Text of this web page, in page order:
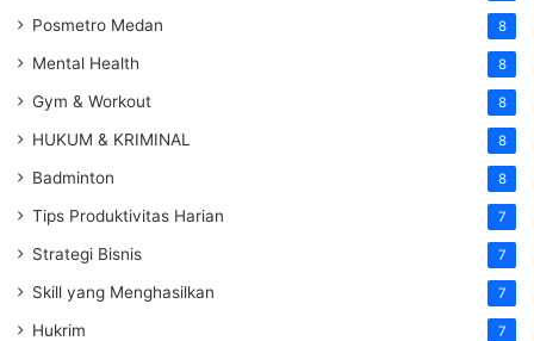
Posmetro Medan 8
Mental Health 8
Gym & Workout 8
HUKUM & KRIMINAL 8
Badminton 8
Tips Produktivitas Harian 7
Strategi Bisnis 7
Skill yang Menghasilkan 7
Hukrim 7